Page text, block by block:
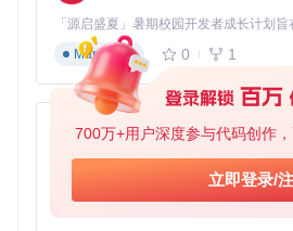
700万+用户深度参与代码创作
立即登录/
通过@DS注解即可实现数据源切换，
// 切换至租户1的数据源
@DS("tenant_1")
public List<User>
return
3. 分布式事务：Seata保障数据一致性
保障
Markdown
0 1
py-xiaozhi
Python
0 1